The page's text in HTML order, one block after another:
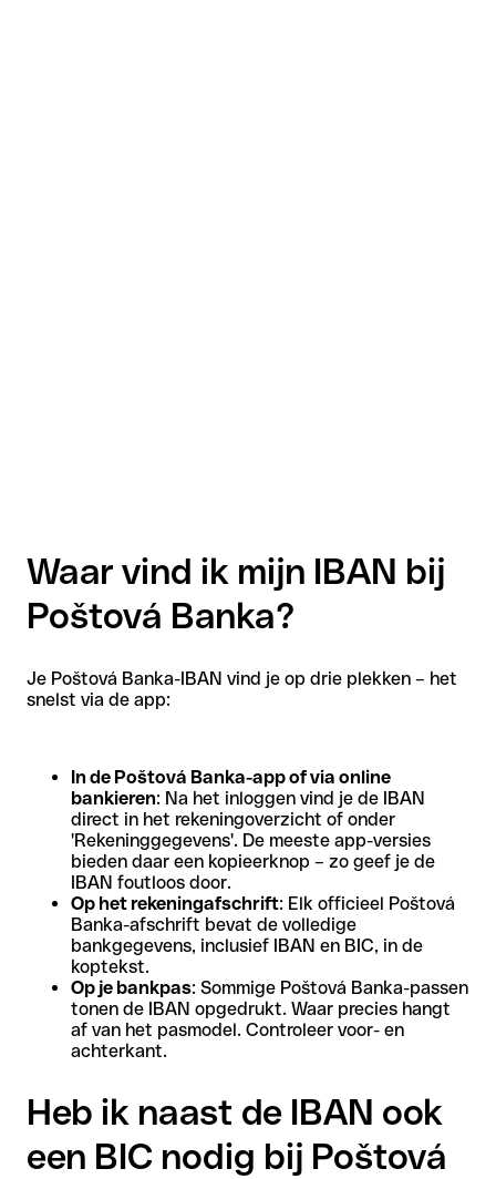
Waar vind ik mijn IBAN bij
Poštová Banka?
Je Poštová Banka-IBAN vind je op drie plekken – het
snelst via de app:
In de Poštová Banka-app of via online
bankieren: Na het inloggen vind je de IBAN
direct in het rekeningoverzicht of onder
'Rekeninggegevens'. De meeste app-versies
bieden daar een kopieerknop – zo geef je de
IBAN foutloos door.
Op het rekeningafschrift: Elk officieel Poštová
Banka-afschrift bevat de volledige
bankgegevens, inclusief IBAN en BIC, in de
koptekst.
Op je bankpas: Sommige Poštová Banka-passen
tonen de IBAN opgedrukt. Waar precies hangt
af van het pasmodel. Controleer voor- en
achterkant.
Heb ik naast de IBAN ook
een BIC nodig bij Poštová